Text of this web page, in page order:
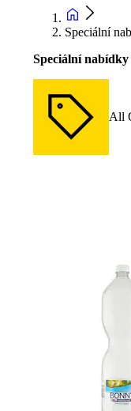
Speciální
Speciální nabídky
All